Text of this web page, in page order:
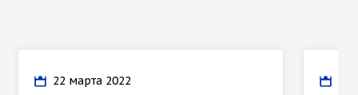
22 марта 2022